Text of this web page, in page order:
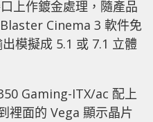
上作鍍金處理，隨產品
Cinema 3 軟件免
模擬成 5.1 或 7.1 立體
Gaming-ITX/ac 配上
裡面的 Vega 顯示晶片